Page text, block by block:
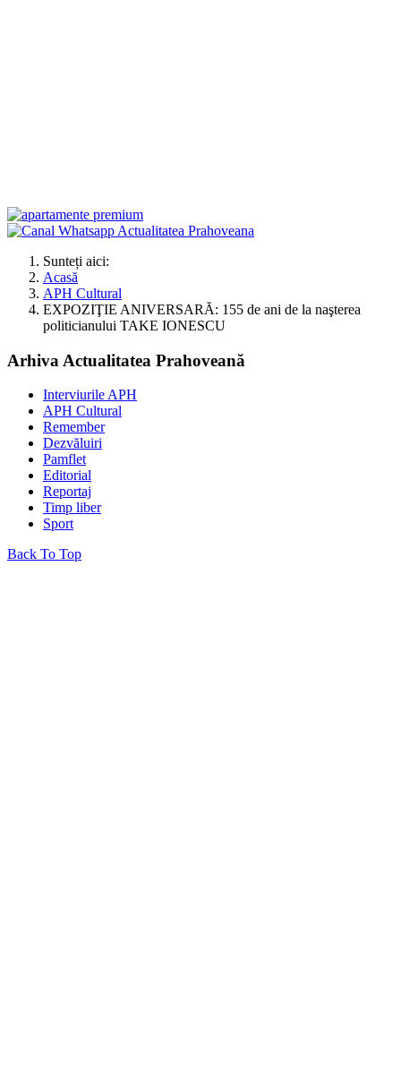
Sunteți aici:
Acasă
APH Cultural
EXPOZIŢIE ANIVERSARĂ: 155 de ani de la naşterea
politicianului TAKE IONESCU
Arhiva Actualitatea Prahoveană
Interviurile APH
APH Cultural
Remember
Dezvăluiri
Pamflet
Editorial
Reportaj
Timp liber
Sport
Back To Top